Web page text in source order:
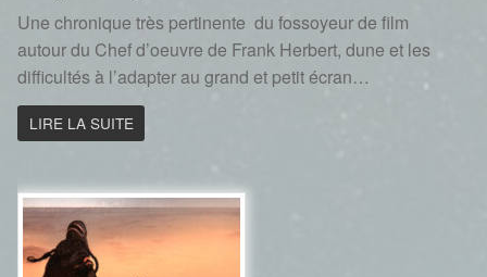
Une chronique très pertinente du fossoyeur de film
autour du Chef d’oeuvre de Frank Herbert, dune et les
difficultés à l’adapter au grand et petit écran…
LIRE LA SUITE